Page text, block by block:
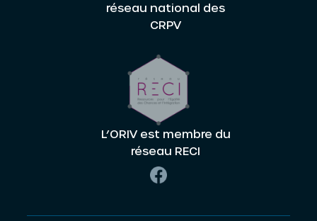
réseau national des
CRPV
L’ORIV est membre du
réseau RECI